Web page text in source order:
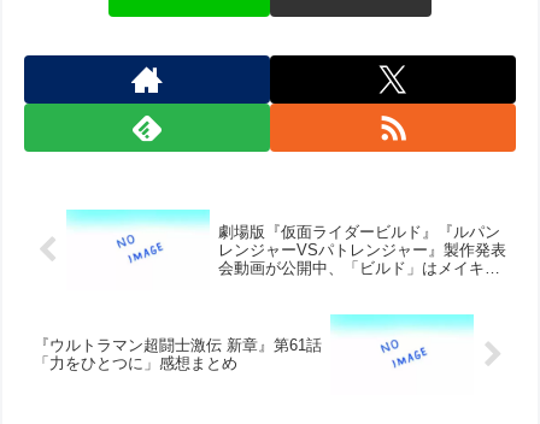
劇場版『仮面ライダービルド』『ルパン
レンジャーVSパトレンジャー』製作発表
会動画が公開中、「ビルド」はメイキン
『ウルトラマン超闘士激伝 新章』第61話
「力をひとつに」感想まとめ